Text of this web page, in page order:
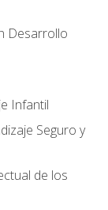
Desarrollo
Infantil
Seguro y
de los